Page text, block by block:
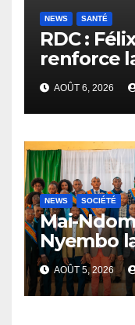
NEWS SANTÉ
RDC :
renforce
contre
AOÛT 6, 2026
NEWS SOCIÉTÉ
Mai-
Nyembo
Inongo
AOÛT 5, 2026